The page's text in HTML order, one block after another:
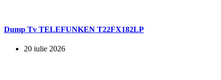
Dump Tv TELEFUNKEN T22FX182LP
20 iulie 2026